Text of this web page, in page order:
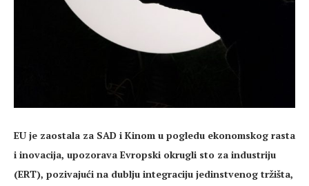
EU je zaostala za SAD i Kinom u pogledu ekonomskog rasta
i inovacija, upozorava Evropski okrugli sto za industriju
(ERT), pozivajući na dublju integraciju jedinstvenog tržišta,